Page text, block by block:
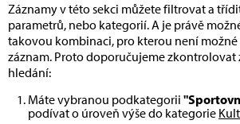
Záznamy v této sekci můžete filtrovat a
parametrů, nebo kategorií. A je právě
takovou kombinaci, pro kterou není
záznam. Proto doporučujeme zkontrolovat
hledání:
Máte vybranou podkategorii
podívat o úroveň výše do kategorie